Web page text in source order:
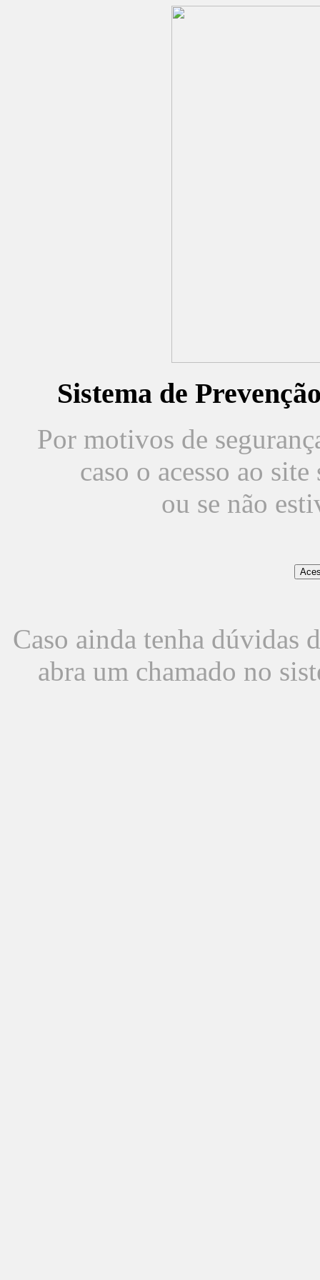
Sistema de
Por motivos de
caso o acesso ao
ou se não
Caso ainda tenha dúvidas
abra um chamado no